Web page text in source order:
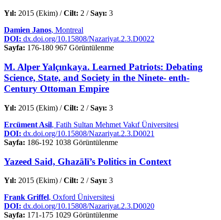
Yıl: 2015 (Ekim) /Cilt: 2 /Sayı: 3
Damien Janos, Montreal
DOI: dx.doi.org/10.15808/Nazariyat.2.3.D0022
Sayfa: 176-180 967 Görüntülenme
M. Alper Yalçınkaya. Learned Patriots: Debating
Science, State, and Society in the Ninete- enth-
Century Ottoman Empire
Yıl: 2015 (Ekim) /Cilt: 2 /Sayı: 3
Ercüment Asil, Fatih Sultan Mehmet Vakıf Üniversitesi
DOI: dx.doi.org/10.15808/Nazariyat.2.3.D0021
Sayfa: 186-192 1038 Görüntülenme
Yazeed Said, Ghazālī’s Politics in Context
Yıl: 2015 (Ekim) /Cilt: 2 /Sayı: 3
Frank Griffel, Oxford Üniversitesi
DOI: dx.doi.org/10.15808/Nazariyat.2.3.D0020
Sayfa: 171-175 1029 Görüntülenme